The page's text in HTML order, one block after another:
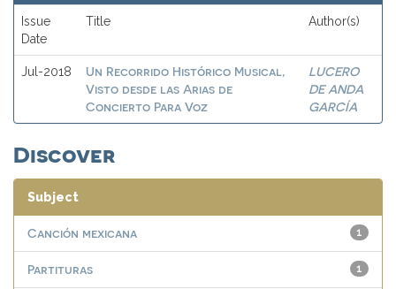
Issue
Date
Title Author(s)
Jul-2018
Un Recorrido Histórico Musical,
Visto desde las Arias de
Concierto Para Voz
LUCERO
DE ANDA
GARCÍA
Discover
Subject
1
Canción mexicana
1
Partituras